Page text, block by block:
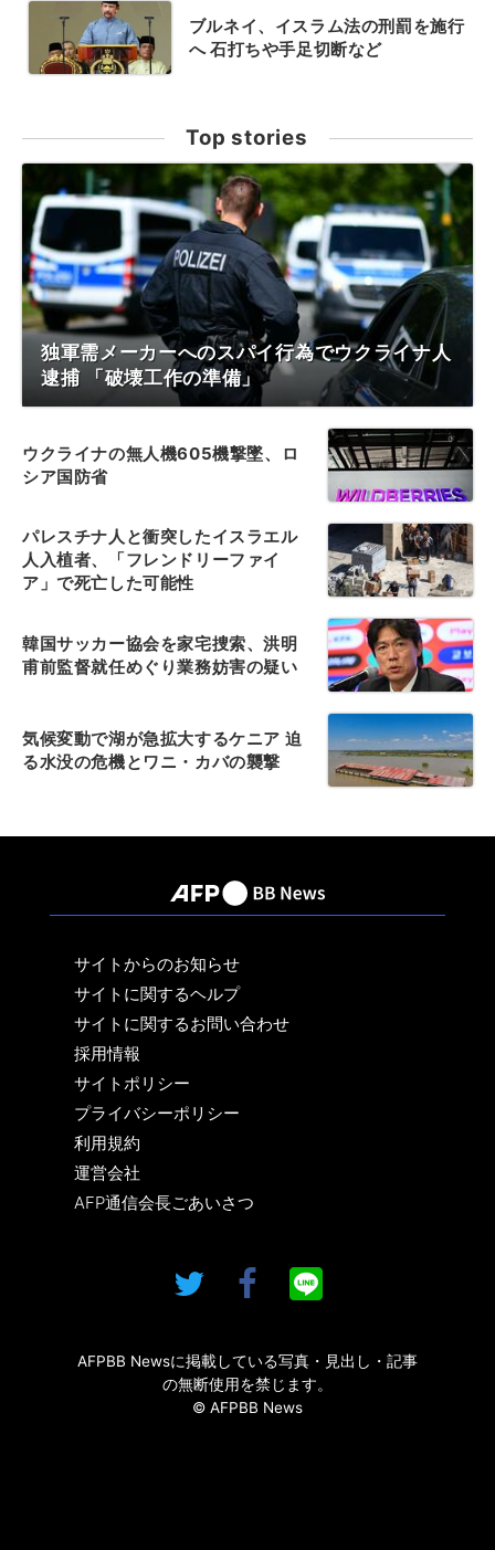
ブルネイ、イスラム法の刑罰を施行
へ 石打ちや手足切断など
Top stories
独軍需メーカーへのスパイ行為でウクライナ人
逮捕 「破壊工作の準備」
ウクライナの無人機605機撃墜、ロ
シア国防省
パレスチナ人と衝突したイスラエル
人入植者、「フレンドリーファイ
ア」で死亡した可能性
韓国サッカー協会を家宅捜索、洪明
甫前監督就任めぐり業務妨害の疑い
気候変動で湖が急拡大するケニア 迫
る水没の危機とワニ・カバの襲撃
サイトからのお知らせ
サイトに関するヘルプ
サイトに関するお問い合わせ
採用情報
サイトポリシー
プライバシーポリシー
利用規約
運営会社
AFP通信会長ごあいさつ
AFPBB Newsに掲載している写真・見出し・記事
の無断使用を禁じます。
© AFPBB News